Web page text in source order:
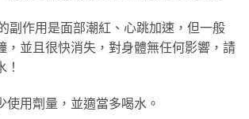
副作用是面部潮紅、心跳加速，但一般
，並且很快消失，對身體無任何影響，請
使用劑量，並適當多喝水。